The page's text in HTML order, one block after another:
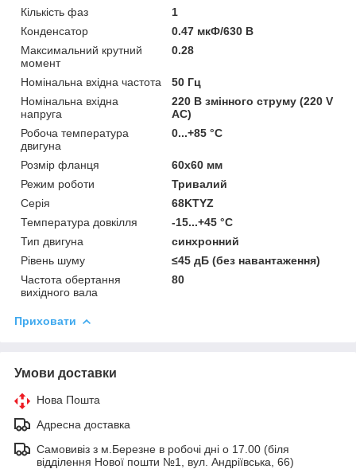
Кількість фаз
1
Конденсатор
0.47 мкФ/630 В
Максимальний крутний
момент
0.28
Номінальна вхідна частота
50 Гц
Номінальна вхідна
напруга
220 В змінного струму (220 V
AC)
Робоча температура
двигуна
0...+85 °C
Розмір фланця
60х60 мм
Режим роботи
Тривалий
Серія
68KTYZ
Температура довкілля
-15...+45 °C
Тип двигуна
синхронний
Рівень шуму
≤45 дБ (без навантаження)
Частота обертання
вихідного вала
80
Приховати
Умови доставки
Нова Пошта
Адресна доставка
Самовивіз з м.Березне в робочі дні о 17.00 (біля
відділення Нової пошти №1, вул. Андріївська, 66)